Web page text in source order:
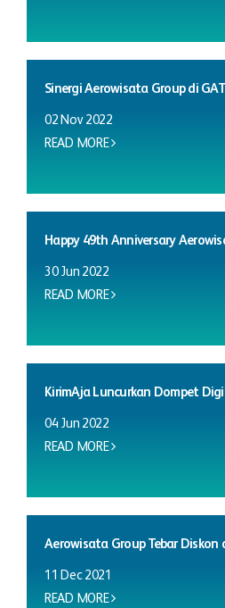
Sinergi Aerowisata Group di
02 Nov 2022
READ MORE
Happy 49th Anniversary
30 Jun 2022
READ MORE
KirimAja Luncurkan Dompet
04 Jun 2022
READ MORE
Aerowisata Group Tebar Diskon
11 Dec 2021
READ MORE